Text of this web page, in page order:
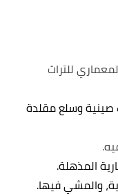
للتراث
صينية وسلع مقلدة
المذهلة.
والمشي فيها.